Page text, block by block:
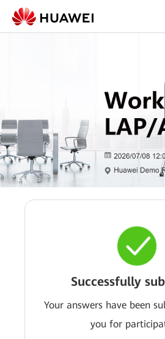
Successfully
Your answers have been
you for